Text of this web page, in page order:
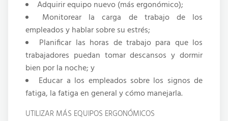
Adquirir equipo nuevo (más ergonómico);
Monitorear la carga de trabajo de los
empleados y hablar sobre su estrés;
Planificar las horas de trabajo para que los
trabajadores puedan tomar descansos y dormir
bien por la noche; y
Educar a los empleados sobre los signos de
fatiga, la fatiga en general y cómo manejarla.
UTILIZAR MÁS EQUIPOS ERGONÓMICOS